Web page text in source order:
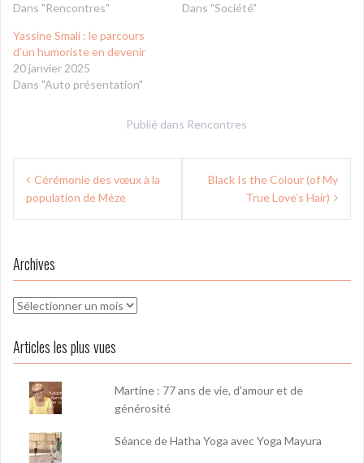
Dans "Rencontres"
Dans "Société"
Yassine Smali : le parcours
d’un humoriste en devenir
20 janvier 2025
Dans "Auto présentation"
Publié dans Rencontres
Navigation
deCérémonie des vœux à la
population de Mèze
Black Is the Colour (of My
True Love’s Hair)
Archives
Archives
Articles les plus vues
Martine : 77 ans de vie, d'amour et de
générosité
Séance de Hatha Yoga avec Yoga Mayura